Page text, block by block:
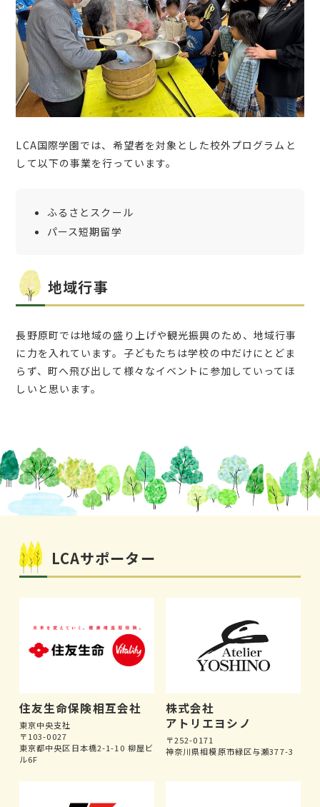
LCA国際学園では、希望者を対象とした校外プログラムと
して以下の事業を行っています。
ふるさとスクール
パース短期留学
地域行事
長野原町では地域の盛り上げや観光振興のため、地域行事
に力を入れています。子どもたちは学校の中だけにとどま
らず、町へ飛び出して様々なイベントに参加していってほ
しいと思います。
LCAサポーター
住友生命保険相互会社
東京中央支社
〒103-0027
東京都中央区日本橋2-1-10 柳屋ビ
ル6F
株式会社
アトリエヨシノ
〒252-0171
神奈川県相模原市緑区与瀬377-3